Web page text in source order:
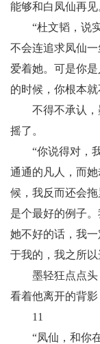
能够和白凤仙再见
“杜文韬，说实
不会连追求凤仙
爱着她。可是你
的时候，你根本
不得不承认，
摇了。
“你说得对，我
通通的凡人，而
候，我反而还会
是个最好的例子
她不好的话，我
于我的，我之所
墨轻狂点点头，
看着他离开的背影
11
“凤仙，和你在